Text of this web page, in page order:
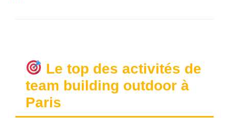
Le top des activités de
team building outdoor à
Paris